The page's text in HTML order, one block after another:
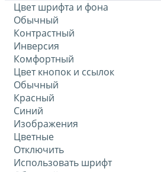
Цвет шрифта и фона
Обычный
Контрастный
Инверсия
Комфортный
Цвет кнопок и ссылок
Обычный
Красный
Синий
Изображения
Цветные
Отключить
Использовать шрифт